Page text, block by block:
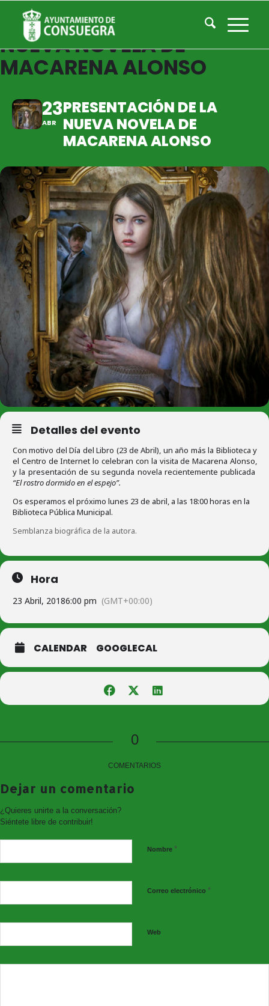
PRESENTACIÓN DE LA
NUEVA NOVELA DE
MACARENA ALONSO
23
ABR
PRESENTACIÓN DE LA
NUEVA NOVELA DE
MACARENA ALONSO
Detalles del evento
Con motivo del Día del Libro (23 de Abril), un año más la Biblioteca y
el Centro de Internet lo celebran con la visita de Macarena Alonso,
y la presentación de su segunda novela recientemente publicada
“El rostro dormido en el espejo”.
Os esperamos el próximo lunes 23 de abril, a las 18:00 horas en la
Biblioteca Pública Municipal.
Semblanza biográfica de la autora.
Hora
23 Abril, 20186:00 pm (GMT+00:00)
CALENDAR GOOGLECAL
0
COMENTARIOS
Dejar un comentario
¿Quieres unirte a la conversación?
Siéntete libre de contribuir!
Nombre *
Correo electrónico *
Web